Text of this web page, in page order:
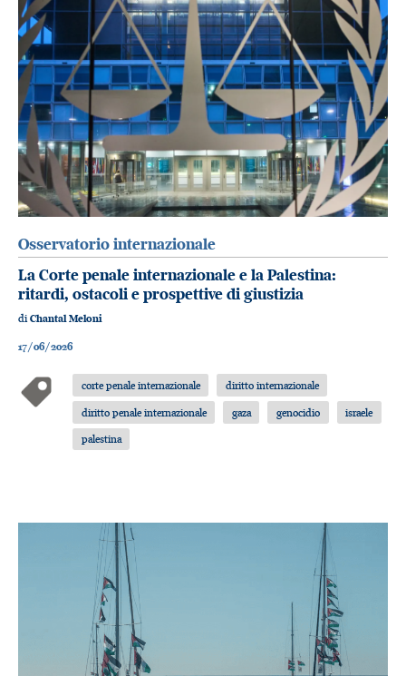
Osservatorio internazionale
La Corte penale internazionale e la Palestina:
ritardi, ostacoli e prospettive di giustizia
diChantal Meloni
17/06/2026
corte penale internazionale
diritto internazionale
diritto penale internazionale
gaza genocidio
israele
palestina